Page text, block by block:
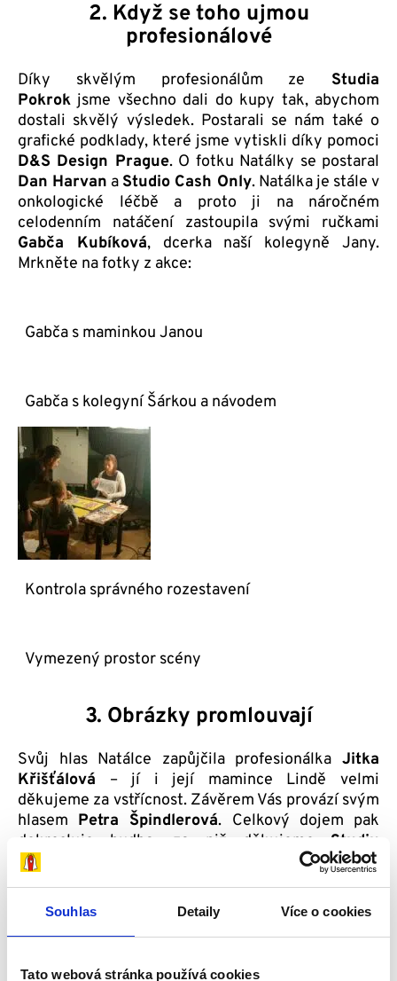
Souhlas Detaily Více o cookies
Tato webová stránka používá cookies
2. Když se toho ujmou
profesionálové
Díky skvělým profesionálům ze Studia
Pokrok jsme všechno dali do kupy tak, abychom
dostali skvělý výsledek. Postarali se nám také o
grafické podklady, které jsme vytiskli díky pomoci
D&S Design Prague. O fotku Natálky se postaral
Dan Harvan a Studio Cash Only. Natálka je stále v
onkologické léčbě a proto ji na náročném
celodenním natáčení zastoupila svými ručkami
Gabča Kubíková, dcerka naší kolegyně Jany.
Mrkněte na fotky z akce:
Gabča s maminkou Janou
Gabča s kolegyní Šárkou a návodem
Kontrola správného rozestavení
Vymezený prostor scény
3. Obrázky promlouvají
Svůj hlas Natálce zapůjčila profesionálka Jitka
Křišťálová – jí i její mamince Lindě velmi
děkujeme za vstřícnost. Závěrem Vás provází svým
hlasem Petra Špindlerová. Celkový dojem pak
dokresluje hudba, za niž děkujeme Studiu
Fontána
. Vše parádně rychlé (připočtěte ještě
trošku stříhání, barvení a podobných kouzel) a za
chvilku máme…
4. Hotovo!